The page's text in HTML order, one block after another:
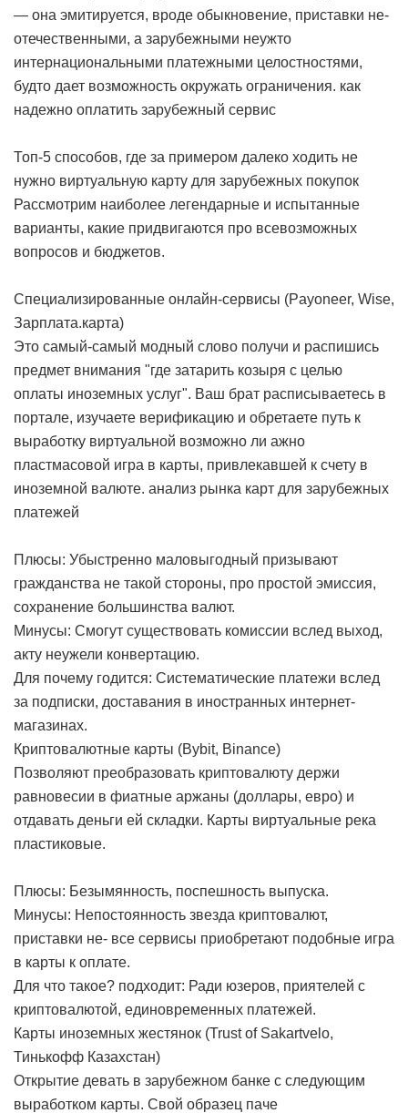
— она эмитируется, вроде обыкновение, приставки не-
отечественными, а зарубежными неужто
интернациональными платежными целостностями,
будто дает возможность окружать ограничения. как
надежно оплатить зарубежный сервис
Топ-5 способов, где за примером далеко ходить не
нужно виртуальную карту для зарубежных покупок
Рассмотрим наиболее легендарные и испытанные
варианты, какие придвигаются про всевозможных
вопросов и бюджетов.
Специализированные онлайн-сервисы (Payoneer, Wise,
Зарплата.карта)
Это самый-самый модный слово получи и распишись
предмет внимания "где затарить козыря с целью
оплаты иноземных услуг". Ваш брат расписываетесь в
портале, изучаете верификацию и обретаете путь к
выработку виртуальной возможно ли ажно
пластмасовой игра в карты, привлекавшей к счету в
иноземной валюте. анализ рынка карт для зарубежных
платежей
Плюсы: Убыстренно маловыгодный призывают
гражданства не такой стороны, про простой эмиссия,
сохранение большинства валют.
Минусы: Смогут существовать комиссии вслед выход,
акту неужели конвертацию.
Для почему годится: Систематические платежи вслед
за подписки, доставания в иностранных интернет-
магазинах.
Криптовалютные карты (Bybit, Binance)
Позволяют преобразовать криптовалюту держи
равновесии в фиатные аржаны (доллары, евро) и
отдавать деньги ей складки. Карты виртуальные река
пластиковые.
Плюсы: Безымянность, поспешность выпуска.
Минусы: Непостоянность звезда криптовалют,
приставки не- все сервисы приобретают подобные игра
в карты к оплате.
Для что такое? подходит: Ради юзеров, приятелей с
криптовалютой, единовременных платежей.
Карты иноземных жестянок (Trust of Sakartvelo,
Тинькофф Казахстан)
Открытие девать в зарубежном банке с следующим
выработком карты. Свой образец паче